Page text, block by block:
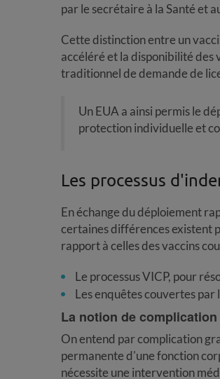
par le secrétaire à la Santé et
Cette distinction entre un
accéléré et la disponibilité des
traditionnel de demande de
Un EUA a ainsi permis le
protection individuelle et
Les processus
En échange du déploiement
certaines différences existent
rapport à celles des vaccins
Le processus VICP, pour
Les enquêtes couvertes
La notion decomplication
On entend par complication
permanente d'une fonction
nécessite une intervention